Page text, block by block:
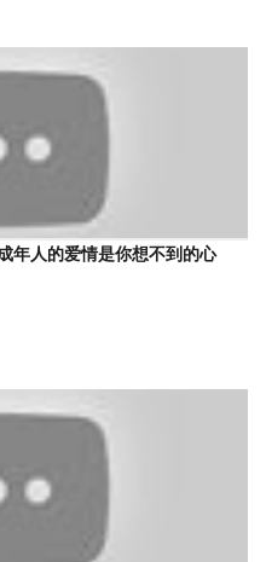
年人的爱情是你想不到的心